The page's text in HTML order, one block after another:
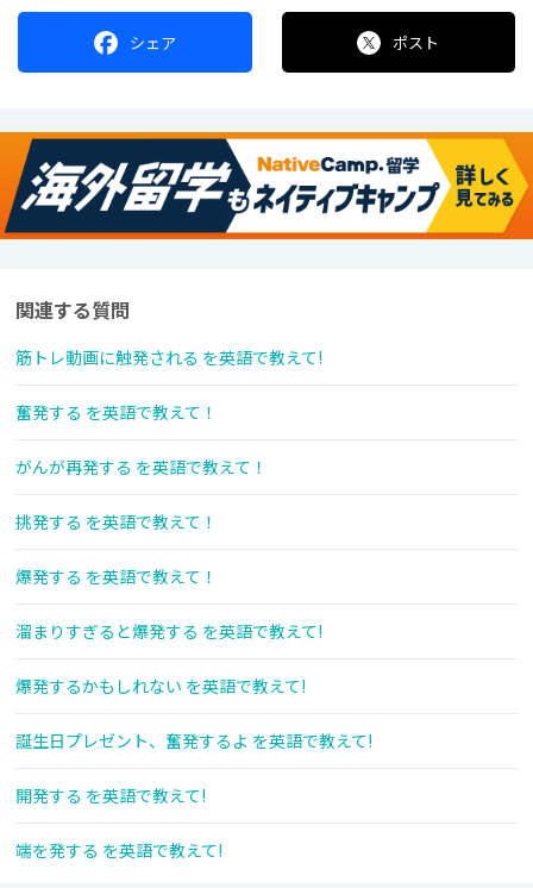
シェア ポスト
関連する質問
筋トレ動画に触発される を英語で教えて!
奮発する を英語で教えて！
がんが再発する を英語で教えて！
挑発する を英語で教えて！
爆発する を英語で教えて！
溜まりすぎると爆発する を英語で教えて!
爆発するかもしれない を英語で教えて!
誕生日プレゼント、奮発するよ を英語で教えて!
開発する を英語で教えて!
端を発する を英語で教えて!